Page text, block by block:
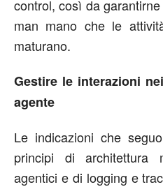
control, così da
man mano che le
maturano.
Gestire le interazioni
agente
Le indicazioni che
principi di architettura
agentici e di logging e